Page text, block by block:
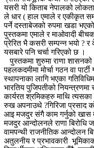
यसरी यो किताब नेपालको
ले धार ( हाल एमाले र एकीकृत
पर्ने दस्ताबेजको रुपमा खडा
पुस्तकमा एमाले र माओवादी
प्रेरित भै कसरी सम्पन्न भयो ?
यसबारे पनि चर्चा गरिएको छ ।
पुस्तकमा शुरुमा राणा शासनको
पहलकदमीमा मोर्चा गठन वा
स्थापनाका लागि भएका
भारतिय पुजिपतीको
कार्यरत श्रमिकहरु माथि
रुख अपनाउथे ?गिरिजा प्रसाद
आइ मजदुर संगै काम गर्नुको खास
मजदुर आन्दोलनले राणा बिरोधि
वामपन्थी राजनीतिक आन्दोलन
अतुलनीय र प्रभावकारी भूमिकाको